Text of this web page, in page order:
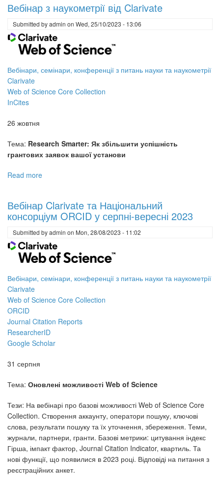
наукометрії
від
Clarivate
Вебінар з наукометрії від Clarivate
Submitted byadmin on Wed, 25/10/2023 - 13:06
Вебінари, семінари, конференції з питань науки та наукометрії
Clarivate
Web of Science Core Collection
InCites
26 жовтня
Тема: Research Smarter: Як збільшити успішність
грантових заявок вашої установи
Read more
наукометрії
від
Clarivate
Вебінар Clarivate та Національний
консорціум ORCID у серпні-вересні 2023
Submitted byadmin on Mon, 28/08/2023 - 11:02
Вебінари, семінари, конференції з питань науки та наукометрії
Clarivate
Web of Science Core Collection
ORCID
Journal Citation Reports
ResearcherID
Google Scholar
31 серпня
Тема: Оновлені можливості Web of Science
Тези: На вебінарі про базові можливості Web of Science Core
Collection. Створення аккаунту, оператори пошуку, ключові
слова, результати пошуку та їх уточнення, збереження. Теми,
журнали, партнери, гранти. Базові метрики: цитування індекс
Гірша, імпакт фактор, Journal Citation Indicator, квартиль. Та
нові функції, що появилися в 2023 році. Відповіді на питання з
реєстраційних анкет.